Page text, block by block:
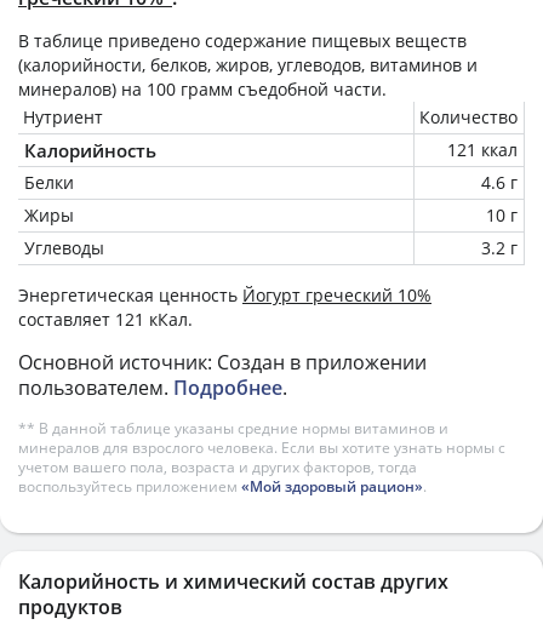
В таблице приведено содержание пищевых веществ
(калорийности, белков, жиров, углеводов, витаминов и
минералов) на 100 грамм съедобной части.
Нутриент
Количество
Калорийность
121 ккал
Белки
4.6 г
Жиры
10 г
Углеводы
3.2 г
Энергетическая ценность Йогурт греческий 10%
составляет 121 кКал.
Основной источник: Создан в приложении
пользователем. Подробнее.
** В данной таблице указаны средние нормы витаминов и
минералов для взрослого человека. Если вы хотите узнать нормы с
учетом вашего пола, возраста и других факторов, тогда
воспользуйтесь приложением «Мой здоровый рацион».
Калорийность и химический состав других
продуктов